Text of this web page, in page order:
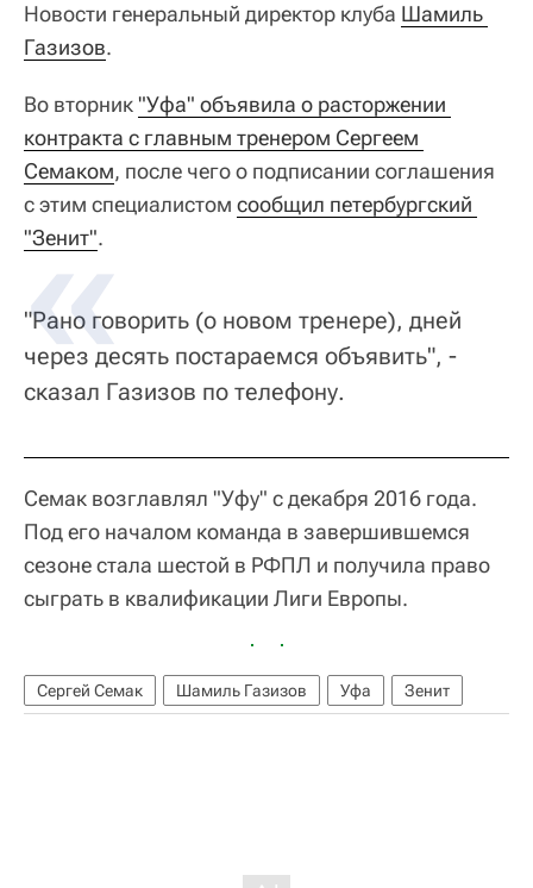
Новости генеральный директор клуба Шамиль
Газизов.
Во вторник"Уфа" объявила о расторжении
контракта с главным тренером Сергеем
Семаком, после чего о подписании соглашения
с этим специалистом сообщил петербургский
"Зенит".
"Рано говорить (о новом тренере), дней
через десять постараемся объявить", -
сказал Газизов по телефону.
Семак возглавлял "Уфу" с декабря 2016 года.
Под его началом команда в завершившемся
сезоне стала шестой в РФПЛ и получила право
сыграть в квалификации Лиги Европы.
Сергей Семак Шамиль Газизов Уфа Зенит